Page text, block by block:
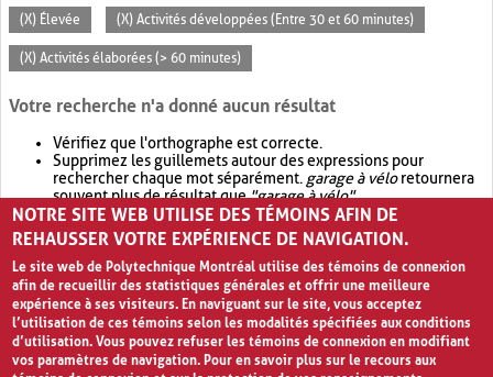
(X) Élevée (X) Activités développées (Entre 30 et 60 minutes)
(X) Activités élaborées (> 60 minutes)
Votre recherche n'a donné aucun résultat
Vérifiez que l'orthographe est correcte.
Supprimez les guillemets autour des expressions pour
rechercher chaque mot séparément. garage à véloretournera
souvent plus de résultat que"garage à vélo".
Envisagez d'élargir votre recherche avec OR.garage OR vélo
retournera souvent plus de résultat quegarage à vélo
NOTRE SITE WEB UTILISE DES TÉMOINS AFIN DE
REHAUSSER VOTRE EXPÉRIENCE DE NAVIGATION.
Le site web de Polytechnique Montréal utilise des témoins de connexion
afin de recueillir des statistiques générales et offrir une meilleure
expérience à ses visiteurs. En naviguant sur le site, vous acceptez
l’utilisation de ces témoins selon les modalités spécifiées aux conditions
d’utilisation. Vous pouvez refuser les témoins de connexion en modifiant
vos paramètres de navigation. Pour en savoir plus sur le recours aux